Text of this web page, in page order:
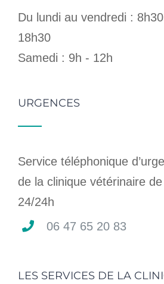
Du lundi au vendredi :
18h30
Samedi : 9h - 12h
URGENCES
Service téléphonique
de la clinique vétérinaire
24/24h
06 47 65 20 83
LES SERVICES DE LA